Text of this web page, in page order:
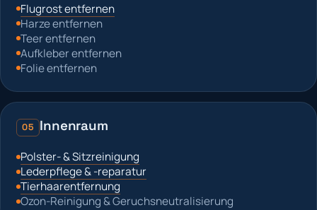
Flugrost entfernen
Harze entfernen
Teer entfernen
Aufkleber entfernen
Folie entfernen
05 Innenraum
Polster- & Sitzreinigung
Lederpflege & -reparatur
Tierhaarentfernung
Ozon-Reinigung & Geruchsneutralisierung